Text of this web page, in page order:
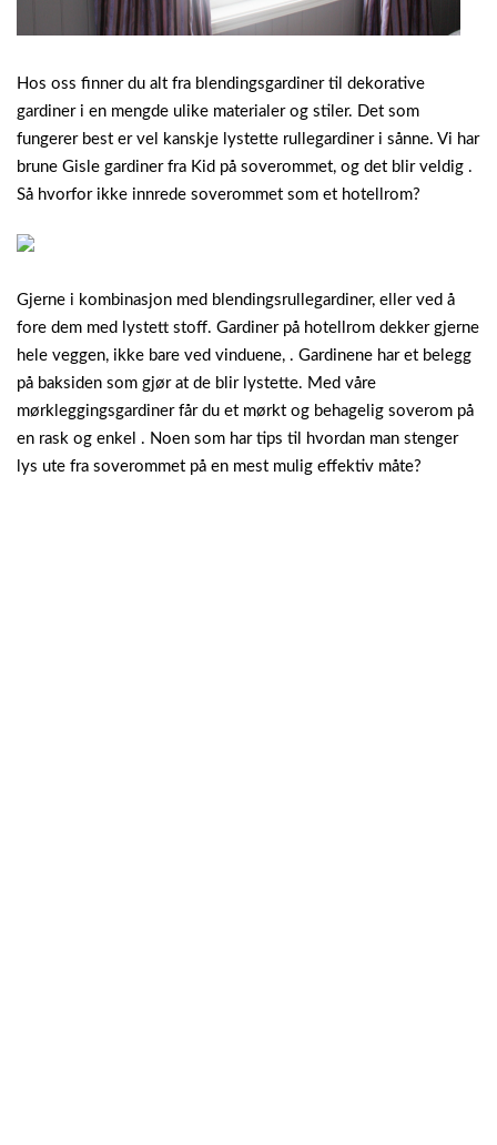
Hos oss finner du alt fra blendingsgardiner til dekorative
gardiner i en mengde ulike materialer og stiler. Det som
fungerer best er vel kanskje lystette rullegardiner i sånne. Vi har
brune Gisle gardiner fra Kid på soverommet, og det blir veldig .
Så hvorfor ikke innrede soverommet som et hotellrom?
Gjerne i kombinasjon med blendingsrullegardiner, eller ved å
fore dem med lystett stoff. Gardiner på hotellrom dekker gjerne
hele veggen, ikke bare ved vinduene, . Gardinene har et belegg
på baksiden som gjør at de blir lystette. Med våre
mørkleggingsgardiner får du et mørkt og behagelig soverom på
en rask og enkel . Noen som har tips til hvordan man stenger
lys ute fra soverommet på en mest mulig effektiv måte?